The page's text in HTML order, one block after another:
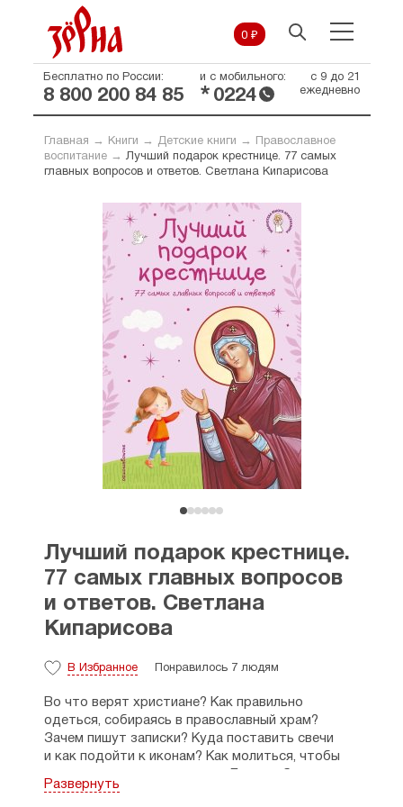
0 ₽
Бесплатно по России:
8 800 200 84 85
и с мобильного:
* 0224
с 9 до 21
ежедневно
Главная → Книги → Детские книги →
Православное
воспитание→ Лучший подарок крестнице. 77 самых
главных вопросов и ответов. Светлана Кипарисова
Лучший подарок крестнице.
77 самых главных вопросов
и ответов. Светлана
Кипарисова
В Избранное Понравилось 7 людям
Во что верят христиане? Как правильно
одеться, собираясь в православный храм?
Зачем пишут записки? Куда поставить свечи
и как подойти к иконам? Как молиться, чтобы
к Нему? Что такое исповедь и причастие?
Развернуть